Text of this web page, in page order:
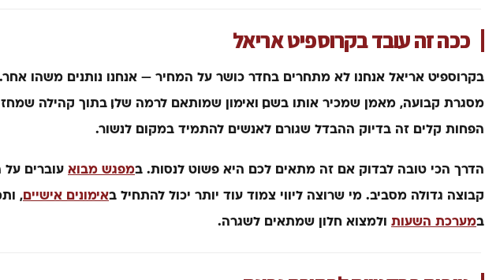
ככה זה עובד בקרוספיט אריאל
בקרוספיט אריאל אנחנו לא מתחרים בחדר כושר על המחיר — אנחנו נותנים משהו
מסגרת קבועה, מאמן שמכיר אותו בשם, ואימון שמותאם לרמה שלו, בתוך קהילה
הפחות קלים. זה בדיוק ההבדל שגורם לאנשים להתמיד במקום לנשור.
הדרך הכי טובה לבדוק אם זה מתאים לכם היא פשוט לנסות. במפגש מבוא עוברים
קבוצה גדולה מסביב. מי שרוצה ליווי צמוד עוד יותר יכול להתחיל באימונים אישיים,
במערכת השעות ולמצוא חלון שמתאים לשגרה.